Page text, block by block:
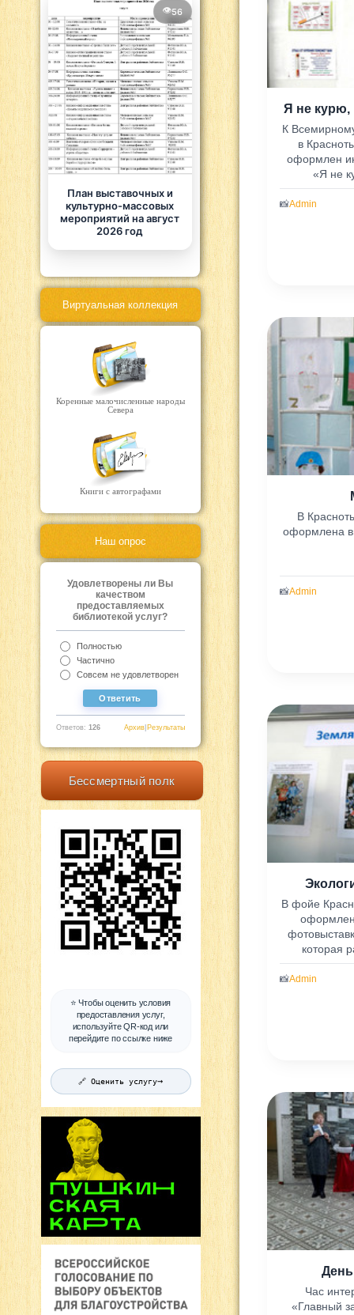
56
План выставочных и
культурно-массовых
мероприятий на август
2026 год
Виртуальная коллекция
Коренные малочисленные народы
Севера
Книги с автографами
Наш опрос
Удовлетворены ли Вы
качеством
предоставляемых
библиотекой услуг?
Полностью
Частично
Совсем не удовлетворен
Ответов: 126 Результаты
|
Архив
Бессмертный полк
⭐ Чтобы оценить условия
предоставления услуг,
используйте QR-код или
перейдите по ссылке ниже
🔗 Оценить услугу→
К
в
оформлен
«Я не
📸Admin
В
оформлена
📸Admin
В фойе
которая
📸Admin
Час
«Главный